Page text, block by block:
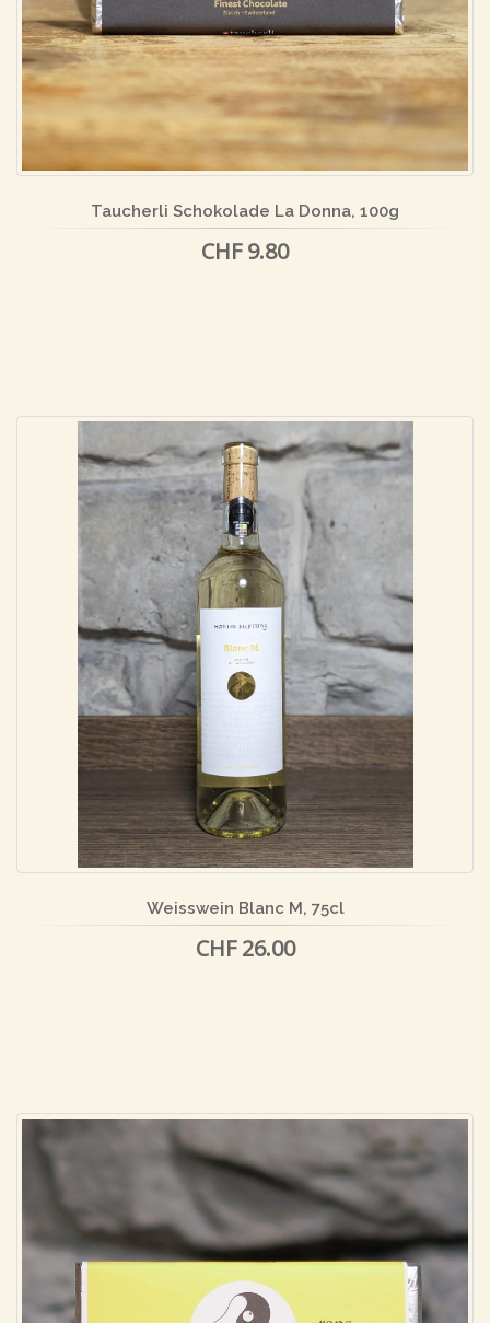
Taucherli Schokolade La Donna, 100g
CHF 9.80
Weisswein Blanc M, 75cl
CHF 26.00